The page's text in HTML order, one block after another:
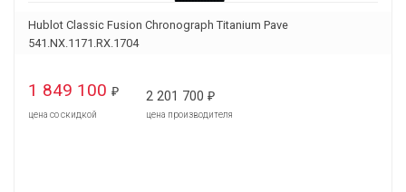
Hublot Classic Fusion Chronograph Titanium Pave
541.NX.1171.RX.1704
1 849 100 ₽
цена со скидкой
2 201 700 ₽
цена производителя